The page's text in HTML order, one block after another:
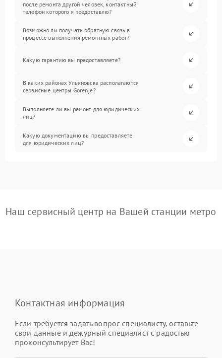
после ремонта другой человек, контактный
телефон которого я предоставлю?
Возможно ли получать обратную связь в
процессе выполнения ремонтных работ?
Какую гарантию вы предоставляете?
В каких районах Ульяновска располагаются
сервисные центры Gorenje?
Выполняете ли вы ремонт для юридических
лиц?
Какую документацию вы предоставляете
для юридических лиц?
Наш сервисный центр на Вашей станции метро
Контактная информация
Если требуется задать вопрос специалисту, оставьте
свои данные и дежурный специалист с радостью
проконсультирует Вас!